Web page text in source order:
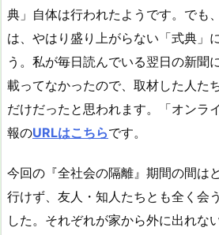
典」自体は行われたようです。でも
は、やはり盛り上がらない「式典」
う。私が毎日読んでいる翌日の新聞
載ってなかったので、取材した人た
だけだったと思われます。「オンラ
報のURLはこちらです。
今回の『全社会の隔離』期間の間は
行けず、友人・知人たちとも全く会
した。それぞれが家から外に出れな